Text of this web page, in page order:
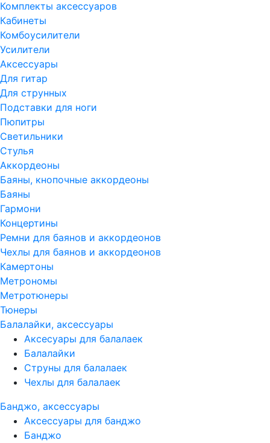
Комплекты аксессуаров
Кабинеты
Комбоусилители
Усилители
Аксессуары
Для гитар
Для струнных
Подставки для ноги
Пюпитры
Светильники
Стулья
Аккордеоны
Баяны, кнопочные аккордеоны
Баяны
Гармони
Концертины
Ремни для баянов и аккордеонов
Чехлы для баянов и аккордеонов
Камертоны
Метрономы
Метротюнеры
Тюнеры
Балалайки, аксессуары
Аксесуары для балалаек
Балалайки
Струны для балалаек
Чехлы для балалаек
Банджо, аксессуары
Аксессуары для банджо
Банджо